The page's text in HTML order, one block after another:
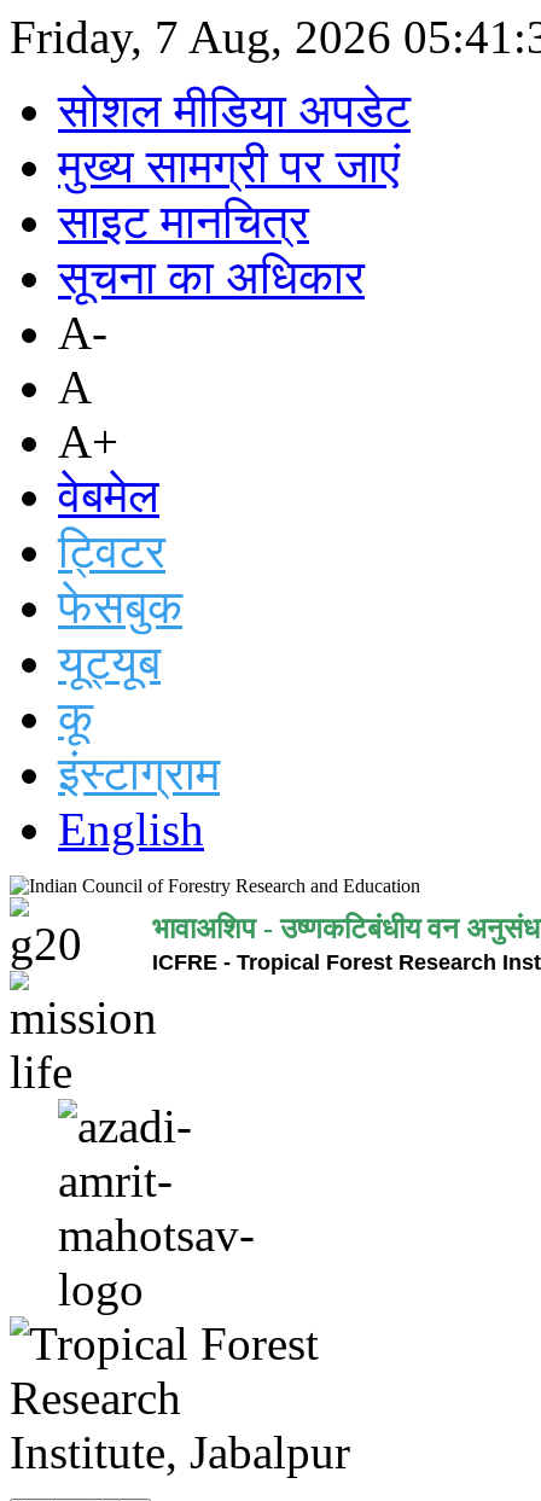
Friday, 7 Aug, 2026
सोशल मीडिया अपडेट
मुख्य सामग्री पर जाएं
साइट मानचित्र
सूचना का अधिकार
A-
A
A+
वेबमेल
ट्विटर
फेसबुक
यूट्यूब
कू
इंस्टाग्राम
English
भावाअशिप - उष्णकटिबंधीय वन
ICFRE - Tropical Forest Research